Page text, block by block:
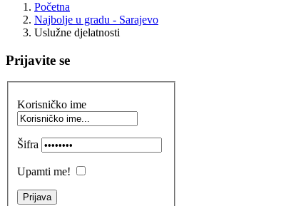
Početna
Najbolje u gradu - Sarajevo
Uslužne djelatnosti
Prijavite se
Korisničko ime
Šifra
Upamti me!